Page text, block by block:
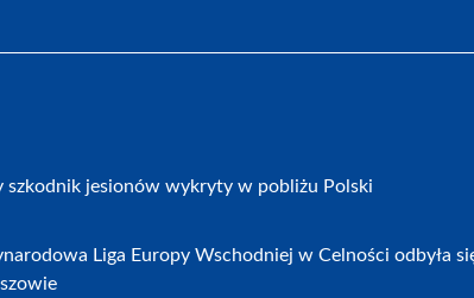
szkodnik jesionów wykryty w pobliżu Polski
Liga Europy Wschodniej w Celności odbyła